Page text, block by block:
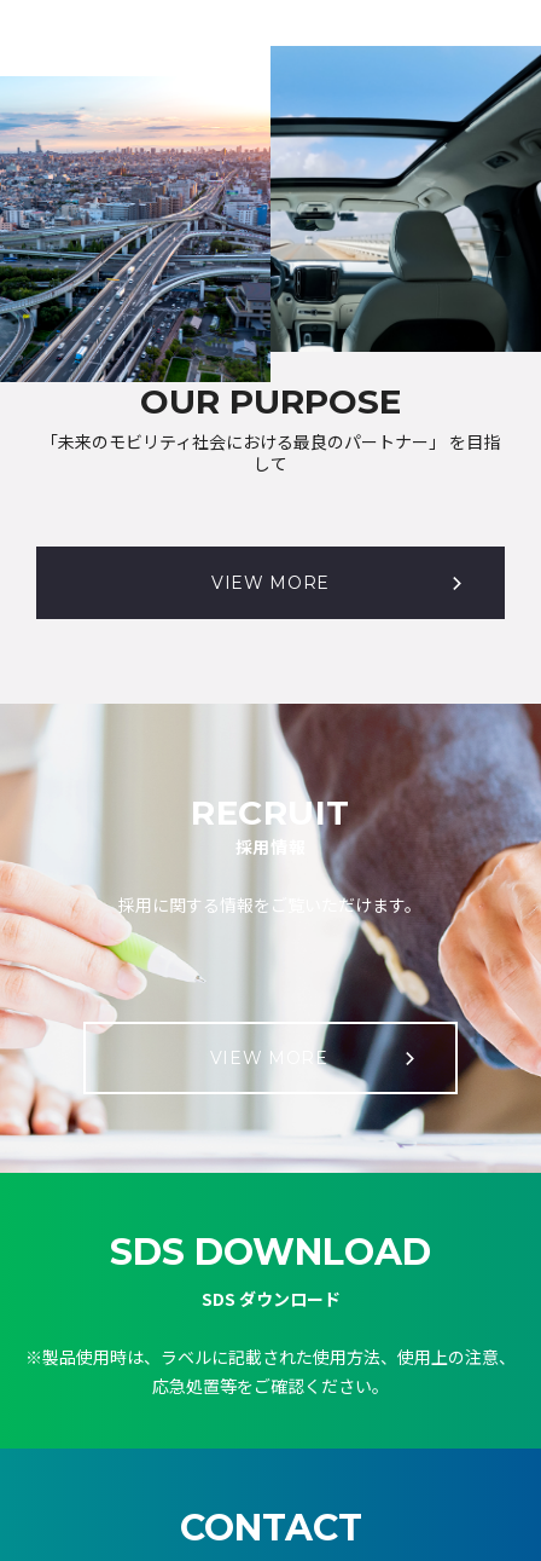
OUR PURPOSE
「未来のモビリティ社会における最良のパートナー」 を目指
して
VIEW MORE
RECRUIT
採用情報
採用に関する情報をご覧いただけます。
VIEW MORE
SDS DOWNLOAD
SDS ダウンロード
※製品使用時は、ラベルに記載された使用方法、使用上の注意、
応急処置等をご確認ください。
CONTACT